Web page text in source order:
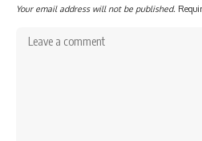
Your email address will not be published.